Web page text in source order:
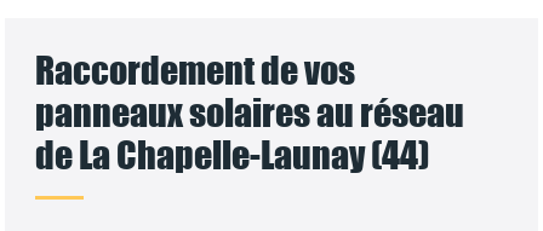
Raccordement de vos
panneaux solaires au réseau
de La Chapelle-Launay (44)